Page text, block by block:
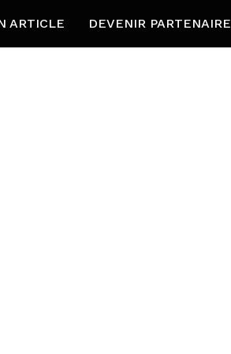
ARTICLE DEVENIR PARTENAIRE